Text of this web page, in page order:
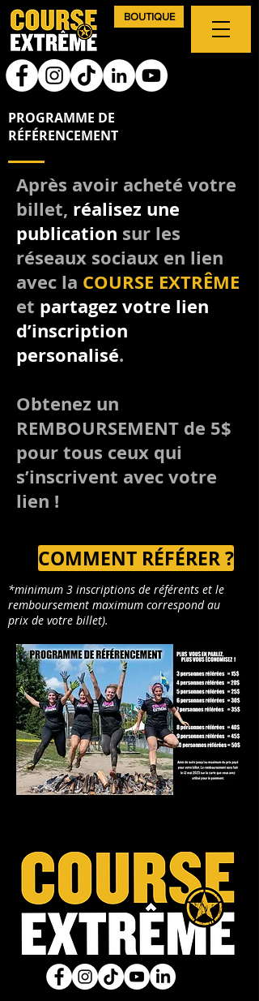
BOUTIQUE
PROGRAMME DE
RÉFÉRENCEMENT
Après avoir acheté votre
billet, réalisez une
publication sur les
réseaux sociaux en lien
avec la COURSE EXTRÊME
et partagez votre lien
d’inscription
personalisé.
Obtenez un
REMBOURSEMENT de 5$
pour tous ceux qui
s’inscrivent avec votre
lien !
COMMENT RÉFÉRER ?
*minimum 3 inscriptions de référents et le
remboursement maximum correspond au
prix de votre billet).